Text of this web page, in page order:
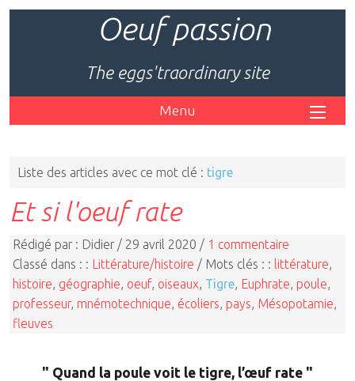
Oeuf passion
The eggs'traordinary site
Menu
Liste des articles avec ce mot clé : tigre
Et si l'oeuf rate
Rédigé par : Didier / 29 avril 2020 / 1 commentaire
Classé dans : : Littérature/histoire / Mots clés : : littérature
histoire géographie oeuf, oiseaux Tigre Euphrate poule
professeur, mnémotechnique écoliers pays Mésopotamie
fleuves
" Quand la poule voit le tigre, l’œuf rate "